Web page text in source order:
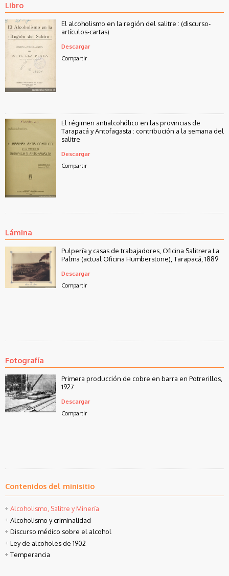
Libro
El alcoholismo en la región del salitre : (discurso-
artículos-cartas)
Descargar
Compartir
El régimen antialcohólico en las provincias de
Tarapacá y Antofagasta : contribución a la semana del
salitre
Descargar
Compartir
Lámina
Pulpería y casas de trabajadores, Oficina Salitrera La
Palma (actual Oficina Humberstone), Tarapacá, 1889
Descargar
Compartir
Fotografía
Primera producción de cobre en barra en Potrerillos,
1927
Descargar
Compartir
Contenidos del minisitio
Alcoholismo, Salitre y Minería
Alcoholismo y criminalidad
Discurso médico sobre el alcohol
Ley de alcoholes de 1902
Temperancia